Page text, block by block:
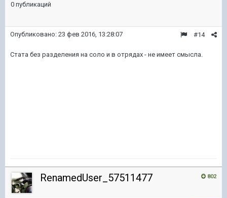
0 публикаций
#14
Опубликовано: 23 фев 2016, 13:28:07
Стата без разделения на соло и в отрядах - не имеет смысла.
802
RenamedUser_57511477